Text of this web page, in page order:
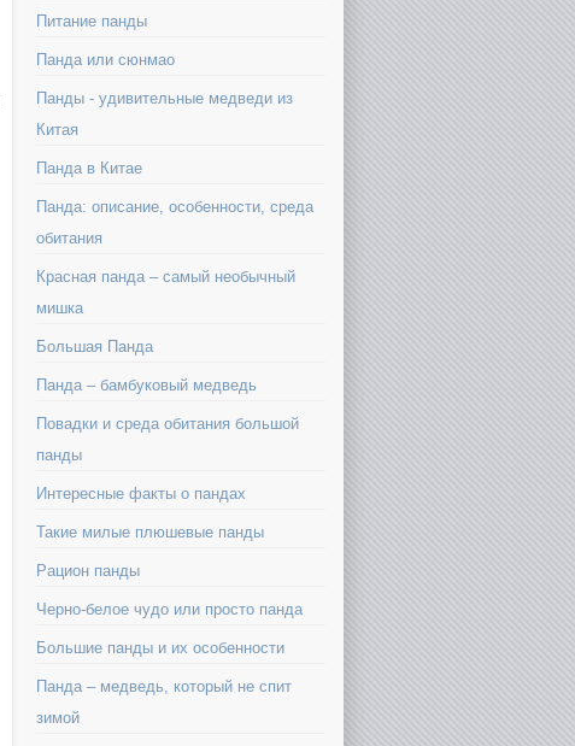
Питание панды
Панда или сюнмао
Панды - удивительные медведи из
Китая
Панда в Китае
Панда: описание, особенности, среда
обитания
Красная панда – самый необычный
мишка
Большая Панда
Панда – бамбуковый медведь
Повадки и среда обитания большой
панды
Интересные факты о пандах
Такие милые плюшевые панды
Рацион панды
Черно-белое чудо или просто панда
Большие панды и их особенности
Панда – медведь, который не спит
зимой